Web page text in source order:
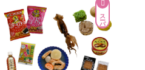
スーパー